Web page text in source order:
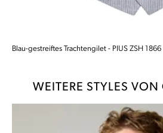
Blau-gestreiftes Trachtengilet - PIUS ZSH 1866
WEITERE STYLES